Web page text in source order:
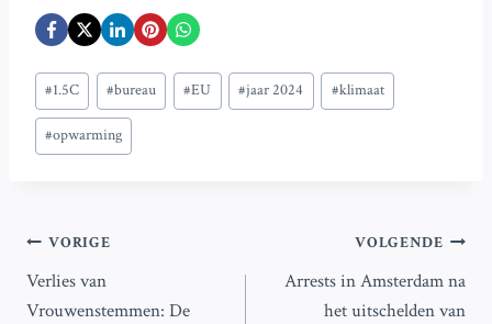
Bericht
tags:
#1.5C #bureau #EU #jaar 2024 #klimaat
#opwarming
Bericht
navigatie
VORIGE
Verlies van
Vrouwenstemmen: De
VOLGENDE
Arrests in Amsterdam na
het uitschelden van